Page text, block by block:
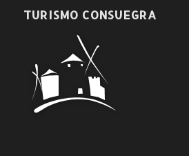
TURISMO CONSUEGRA